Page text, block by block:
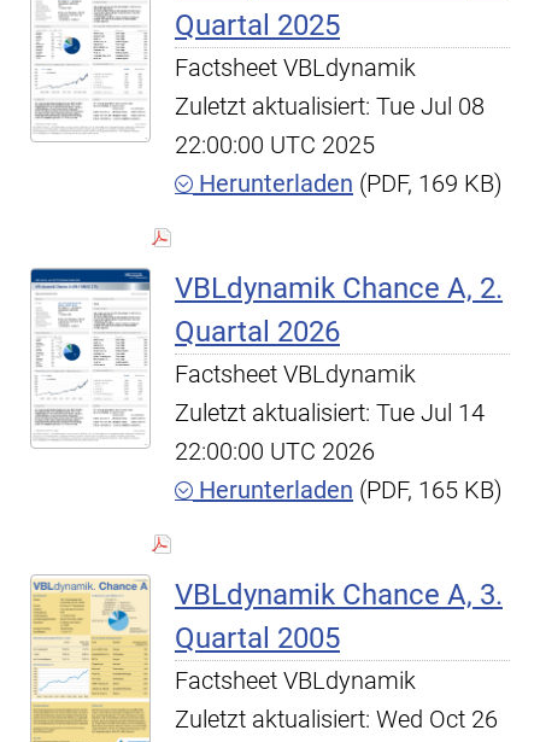
Quartal 2025
Factsheet VBLdynamik
Zuletzt aktualisiert: Tue Jul 08
22:00:00 UTC 2025
Herunterladen (PDF, 169 KB)
VBLdynamik Chance A, 2.
Quartal 2026
Factsheet VBLdynamik
Zuletzt aktualisiert: Tue Jul 14
22:00:00 UTC 2026
Herunterladen (PDF, 165 KB)
VBLdynamik Chance A, 3.
Quartal 2005
Factsheet VBLdynamik
Zuletzt aktualisiert: Wed Oct 26